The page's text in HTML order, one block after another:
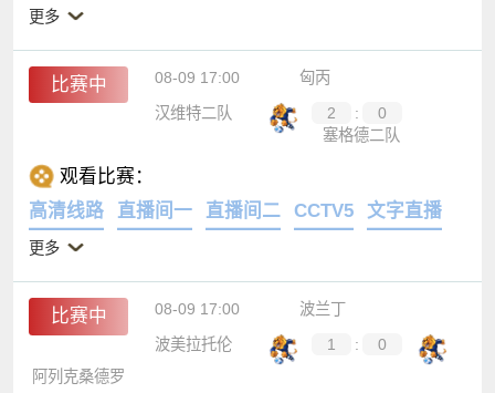
更多
比赛中 08-09 17:00
匈丙
汉维特二队
2 :
0
塞格德二队
观看比赛：
高清线路
直播间一 直播间二 CCTV5 文字直播
更多
比赛中 08-09 17:00
波兰丁
波美拉托伦
1 :
0
阿列克桑德罗